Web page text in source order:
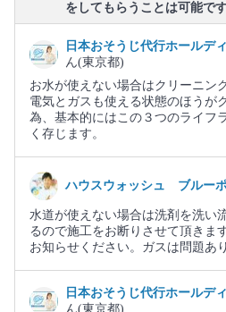
をしてもらうことは可能で
日本おそうじ代行ホールデ
ん(東京都)
お水が使えない場合はクリーニン
電気とガスも使える状態のほうが
為、基本的にはこの３つのライフ
く存じます。
ハウスウォッシュ ブルー
水道が使えない場合は洗剤を洗い
るので施工をお断りさせて頂きま
お知らせください。ガスは問題あ
日本おそうじ代行ホールデ
ん(東京都)